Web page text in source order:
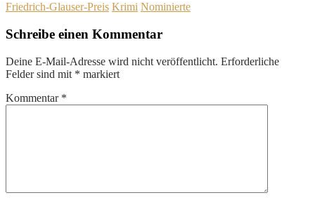
Friedrich-Glauser-Preis Krimi Nominierte
Schreibe einen Kommentar
Deine E-Mail-Adresse wird nicht veröffentlicht. Erforderliche
Felder sind mit * markiert
Kommentar *